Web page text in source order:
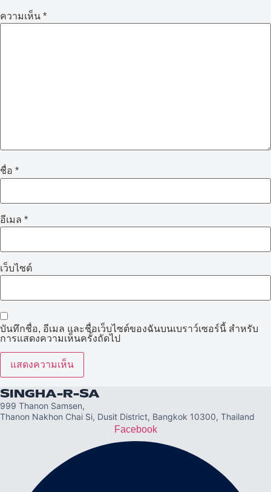
ความเห็น *
ชื่อ *
อีเมล *
เว็บไซต์
บันทึกชื่อ, อีเมล และชื่อเว็บไซต์ของฉันบนเบราว์เซอร์นี้ สำหรับ
การแสดงความเห็นครั้งถัดไป
SINGHA-R-SA
999 Thanon Samsen,
Thanon Nakhon Chai Si, Dusit District, Bangkok 10300, Thailand
Facebook